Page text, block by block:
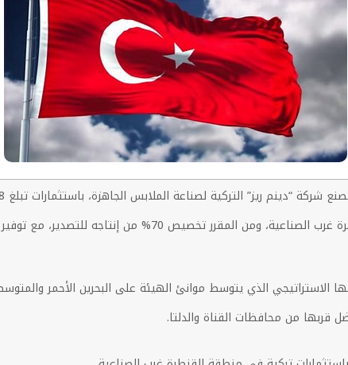
ريز” التركية لصناعة الملابس الجاهزة، باستثمارات تبلغ 8.8 مليون دولار.
الذي يتوسط موانئ الهيئة على البحرين الأحمر
قربها من محافظات القناة والدلتا.